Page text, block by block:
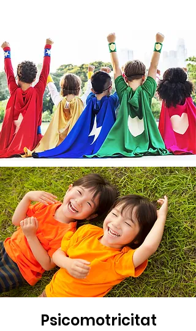
Psicomotricitat